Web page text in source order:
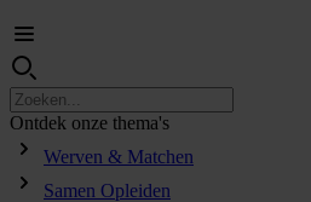
Ontdek onze thema's
Werven & Matchen
Samen Opleiden